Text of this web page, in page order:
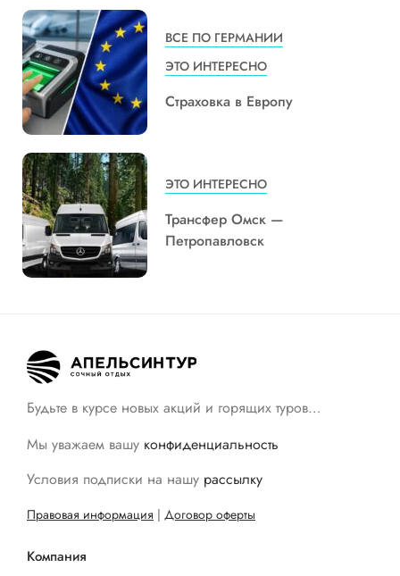
ВСЕ ПО ГЕРМАНИИ
ЭТО ИНТЕРЕСНО
Страховка в Европу
ЭТО ИНТЕРЕСНО
Трансфер Омск —
Петропавловск
Будьте в курсе новых акций и горящих туров…
Мы уважаем вашу конфиденциальность
Условия подписки на нашу рассылку
Правовая информация | Договор оферты
Компания